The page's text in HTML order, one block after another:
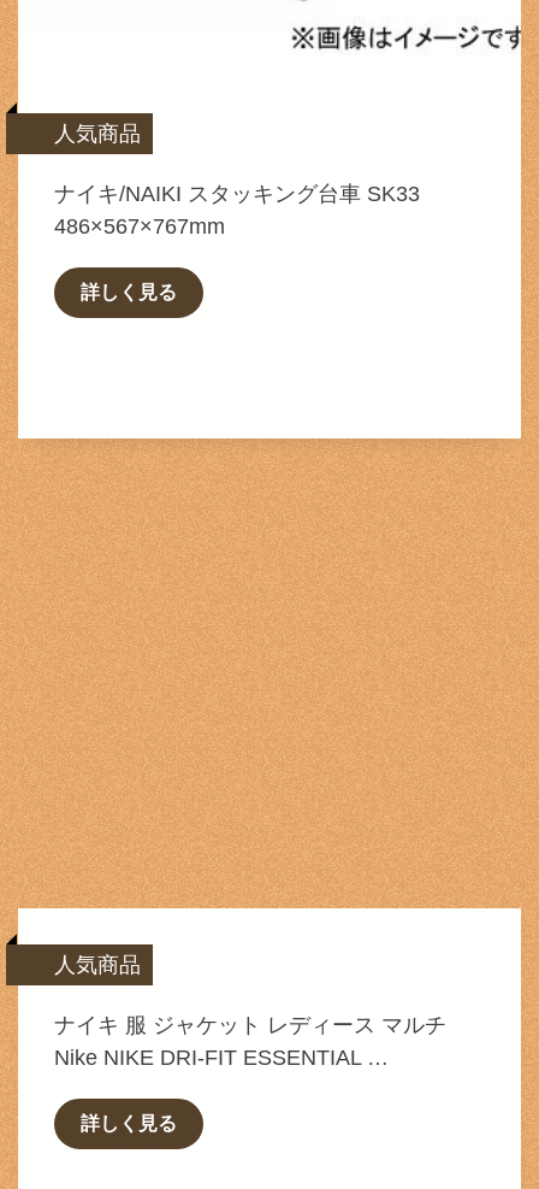
人気商品
ナイキ/NAIKI スタッキング台車 SK33
486×567×767mm
詳しく見る
人気商品
ナイキ 服 ジャケット レディース マルチ
Nike NIKE DRI-FIT ESSENTIAL …
詳しく見る